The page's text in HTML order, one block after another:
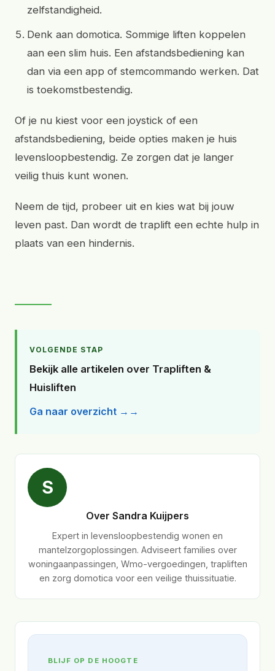
zelfstandigheid.
Denk aan domotica. Sommige liften koppelen
aan een slim huis. Een afstandsbediening kan
dan via een app of stemcommando werken. Dat
is toekomstbestendig.
Of je nu kiest voor een joystick of een
afstandsbediening, beide opties maken je huis
levensloopbestendig. Ze zorgen dat je langer
veilig thuis kunt wonen.
Neem de tijd, probeer uit en kies wat bij jouw
leven past. Dan wordt de traplift een echte hulp in
plaats van een hindernis.
VOLGENDE STAP
Bekijk alle artikelen over Trapliften &
Huisliften
Ga naar overzicht →
S
Over Sandra Kuijpers
Expert in levensloopbestendig wonen en
mantelzorgoplossingen. Adviseert families over
woningaanpassingen, Wmo-vergoedingen, trapliften
en zorg domotica voor een veilige thuissituatie.
BLIJF OP DE HOOGTE